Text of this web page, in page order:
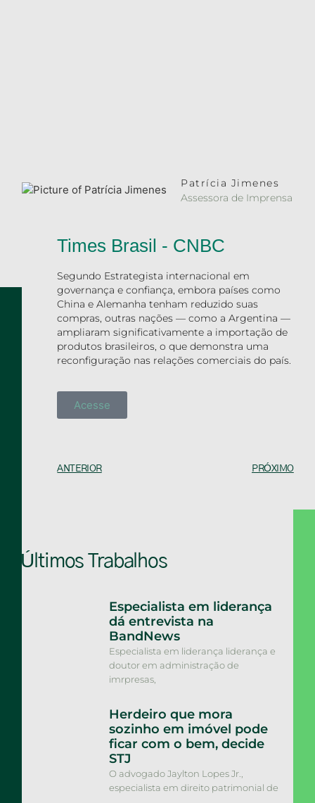
Patrícia Jimenes
Assessora de Imprensa
Times Brasil - CNBC
Segundo Estrategista internacional em
governança e confiança, embora países como
China e Alemanha tenham reduzido suas
compras, outras nações — como a Argentina —
ampliaram significativamente a importação de
produtos brasileiros, o que demonstra uma
reconfiguração nas relações comerciais do país.
Acesse
ANTERIOR PRÓXIMO
Últimos Trabalhos
Especialista em liderança
dá entrevista na
BandNews
Especialista em liderança liderança e
doutor em administração de
imrpresas,
Herdeiro que mora
sozinho em imóvel pode
ficar com o bem, decide
STJ
O advogado Jaylton Lopes Jr.,
especialista em direito patrimonial de